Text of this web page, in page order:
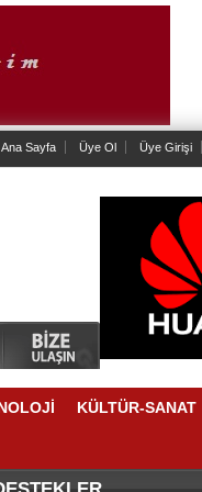
Ana Sayfa Üye Ol Üye Girişi
KÜLTÜR-SANAT